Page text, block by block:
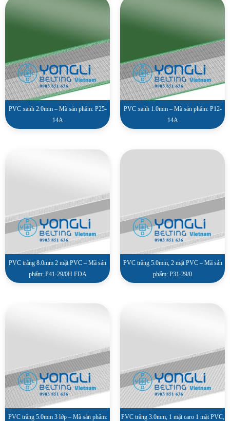
PVC xanh 2.0mm – Mã sản phẩm: P25-
14A
PVC xanh 1.0mm – Mã sản phẩm: P12-
14A
PVC trắng 8.0mm 2 mặt PVC – Mã sản
phẩm: P41-29/0H FDA
PVC trắng 5.0mm, 2 mặt PVC – Mã sản
phẩm: P31-29/0
PVC trắng 5.0mm 3 lớp – Mã sản phẩm:
PVC trắng 3.0mm, 1 mặt caro 1 mặt PVC,